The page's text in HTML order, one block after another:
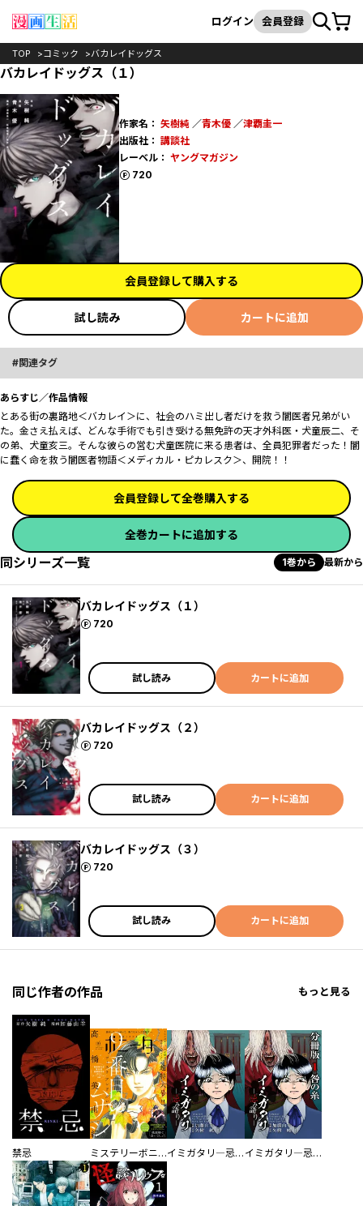
検索
ログイン 会員登録カート
TOP コミック バカレイドッグス
バカレイドッグス（１）
作家名： 矢樹純／青木優／津覇圭一
出版社： 講談社
レーベル： ヤングマガジン
720
ポイント
会員登録して購入する
試し読み カートに追加
関連タグ
あらすじ／作品情報
とある街の裏路地＜バカレイ＞に、社会のハミ出し者だけを救う闇医者兄弟がい
た。金さえ払えば、どんな手術でも引き受ける無免許の天才外科医・犬童辰二、そ
の弟、犬童亥三。そんな彼らの営む犬童医院に来る患者は、全員犯罪者だった！闇
に蠢く命を救う闇医者物語＜メディカル・ピカレスク＞、開院！！
会員登録して全巻購入する
全巻カートに追加する
同シリーズ一覧 1巻から 最新から
バカレイドッグス（１）
720
ポイント
試し読み カートに追加
バカレイドッグス（２）
720
ポイント
試し読み カートに追加
バカレイドッグス（３）
720
ポイント
試し読み カートに追加
同じ作者の作品 もっと見る
禁忌 ミステリーボニータ イミガタリ―忌み語り― イミガタリ―忌み語り― 分冊版